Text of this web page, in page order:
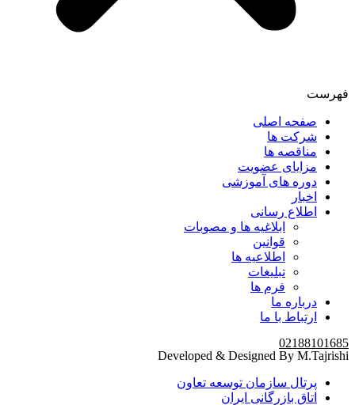
فهرست
صفحه اصلی
شرکت ها
مناقصه ها
مزایای عضویت
دوره های آموزشی
اخبار
اطلاع رسانی
ابلاغیه ها و مصوبات
قوانین
اطلاعیه ها
تبلیغات
فرم ها
درباره ما
ارتباط با ما
02188101685
Developed & Designed By M.Tajrishi
پرتال سازمان توسعه تعاون
اتاق بازرگانی ایران